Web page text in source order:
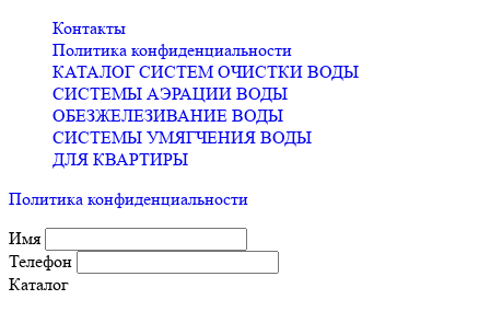
Контакты
Политика конфиденциальности
КАТАЛОГ СИСТЕМ ОЧИСТКИ ВОДЫ
СИСТЕМЫ АЭРАЦИИ ВОДЫ
ОБЕЗЖЕЛЕЗИВАНИЕ ВОДЫ
СИСТЕМЫ УМЯГЧЕНИЯ ВОДЫ
ДЛЯ КВАРТИРЫ
Политика конфиденциальности
Имя
Телефон
Каталог